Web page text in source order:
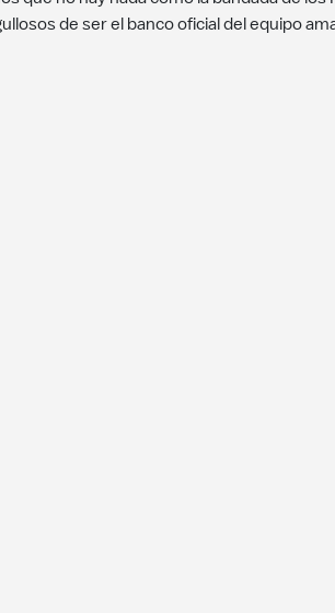
de ser el banco oficial del equipo